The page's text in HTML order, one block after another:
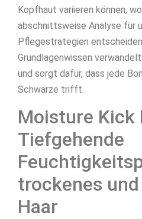
Kopfhaut variieren können,
abschnittsweise Analyse für
Pflegestrategien
Grundlagenwissen
und sorgt dafür, dass jede
Schwarze trifft.
Moisture Kick
Tiefgehende
trockenes
Haar